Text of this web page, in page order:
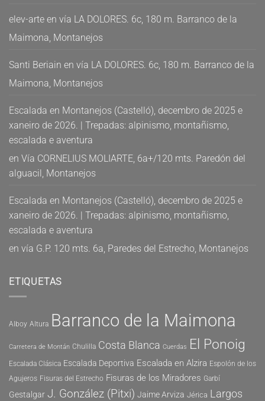
elev-arte en vía LA DOLORES. 6c, 180 m. Barranco de la
Maimona, Montanejos
Santi Beriain en vía LA DOLORES. 6c, 180 m. Barranco de la
Maimona, Montanejos
Escalada en Montanejos (Castelló), decembro de 2025 e
xaneiro de 2026. | Trepadas: alpinismo, montañismo,
escalada e aventura
en Vía CORNELIUS MOLIARTE, 6a+/120 mts. Paredón del
alguacil, Montanejos
Escalada en Montanejos (Castelló), decembro de 2025 e
xaneiro de 2026. | Trepadas: alpinismo, montañismo,
escalada e aventura
en vía G.P. 120 mts. 6a, Paredes del Estrecho, Montanejos
ETIQUETAS
Alboy Altura Barranco de la Maimona
Carretera de Montán Chulilla Costa Blanca Cuerdas El Ponoig
Escalada Clásica Escalada Deportiva Escalada en Alzira Espolón de los
Agujeros Fisuras del Estrecho Fisuras de los Miradores Garbí
Gestalgar J. González (Pitxi) Jaime Arviza Jérica Largos